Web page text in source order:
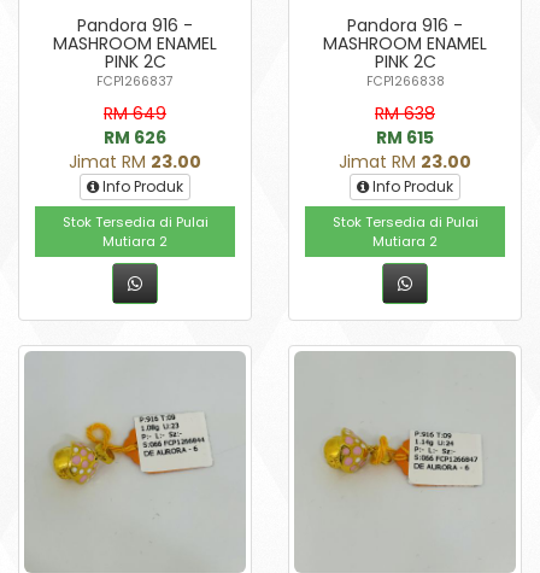
Pandora 916 -
MASHROOM ENAMEL
PINK 2C
FCP1266837
RM 649
RM 626
Jimat RM 23.00
Info Produk
Stok Tersedia di Pulai
Mutiara 2
Pandora 916 -
MASHROOM ENAMEL
PINK 2C
FCP1266838
RM 638
RM 615
Jimat RM 23.00
Info Produk
Stok Tersedia di Pulai
Mutiara 2